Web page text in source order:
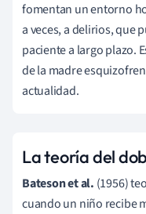
fomentan un entorno
a veces, a delirios, que
paciente a largo plazo.
de la madre
actualidad.
La teoría del
Bateson et al. (1956)
cuando un niño recibe